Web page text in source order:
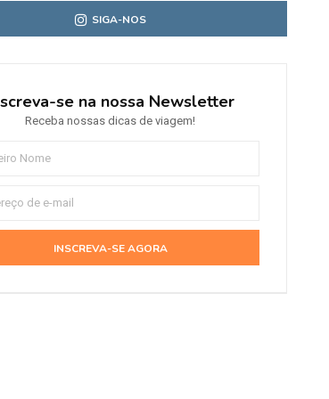
SIGA-NOS
se na nossa Newsletter
Receba nossas dicas de viagem!